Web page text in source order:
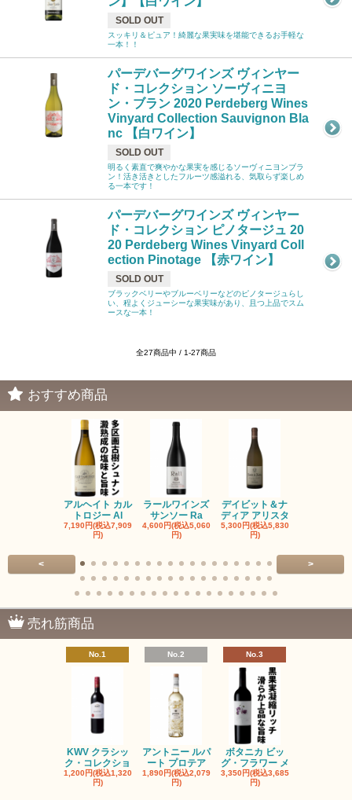
SOLD OUT
スッキリ＆ピュア！綺麗な果実味を堪能できるお手軽な
一本！！
パーデバーグワインズ ヴィンヤー
ド・コレクション ソーヴィニヨ
ン・ブラン 2020 Perdeberg Wines
Vinyard Collection Sauvignon Bla
nc 【白ワイン】
SOLD OUT
明るく素直で爽やかな果実を感じるソーヴィニヨンブラ
ン！活き活きとしたフルーツ感溢れる、気取らず楽しめ
る一本です！
パーデバーグワインズ ヴィンヤー
ド・コレクション ピノタージュ 20
20 Perdeberg Wines Vinyard Coll
ection Pinotage 【赤ワイン】
SOLD OUT
ブラックベリーやブルーベリーなどのピノタージュらし
い、程よくジューシーな果実味があり、且つ上品でスム
ースな一本！
全27商品中 / 1-27商品
おすすめ商品
アルヘイト カル
トロジー Al
7,190円(税込7,909
円)
ラールワインズ
サンソー Ra
4,600円(税込5,060
円)
デイビット＆ナ
ディア アリスタ
5,300円(税込5,830
円)
< >
売れ筋商品
No.1
KWV クラシッ
ク・コレクショ
1,200円(税込1,320
円)
No.2
アントニー ルパ
ート プロテア
1,890円(税込2,079
円)
No.3
ボタニカ ビッ
グ・フラワー メ
3,350円(税込3,685
円)